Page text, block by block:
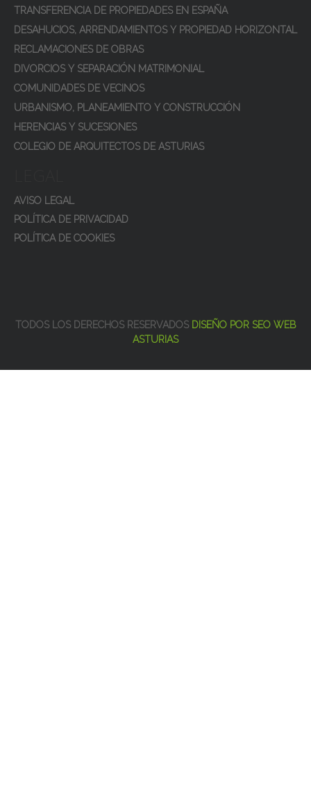
TRANSFERENCIA DE PROPIEDADES EN ESPAÑA
DESAHUCIOS, ARRENDAMIENTOS Y PROPIEDAD HORIZONTAL
RECLAMACIONES DE OBRAS
DIVORCIOS Y SEPARACIÓN MATRIMONIAL
COMUNIDADES DE VECINOS
URBANISMO, PLANEAMIENTO Y CONSTRUCCIÓN
HERENCIAS Y SUCESIONES
COLEGIO DE ARQUITECTOS DE ASTURIAS
AVISO LEGAL
POLÍTICA DE PRIVACIDAD
POLÍTICA DE COOKIES
TODOS LOS DERECHOS RESERVADOS DISEÑO POR SEO WEB
ASTURIAS